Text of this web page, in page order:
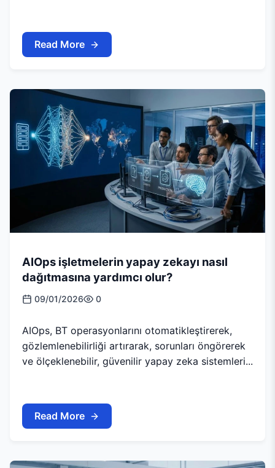
Read More
AIOps işletmelerin yapay zekayı nasıl
dağıtmasına yardımcı olur?
09/01/2026 0
AIOps, BT operasyonlarını otomatikleştirerek,
gözlemlenebilirliği artırarak, sorunları öngörerek
ve ölçeklenebilir, güvenilir yapay zeka sistemleri...
Read More